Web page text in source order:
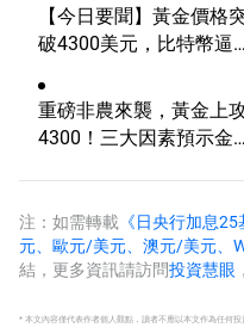
【今日要聞】黃金價格
破4300美元，比特幣逼近
重磅非農來襲，黃金上
4300！三大因素預示金價
注：如需轉載 《日央行加息
元、歐元/美元、澳元/美元、
結，更多資訊請訪問投資慧眼
* 本文內容僅代表作者個人觀點，讀者不應以本文作為任何